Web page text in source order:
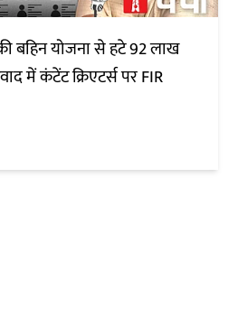
बहिन योजना से हटे 92 लाख
में कंटेंट क्रिएटर्स पर FIR